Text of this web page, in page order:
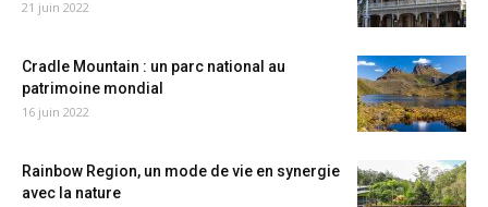
21 juin 2022
Cradle Mountain : un parc national au
patrimoine mondial
16 juin 2022
Rainbow Region, un mode de vie en synergie
avec la nature